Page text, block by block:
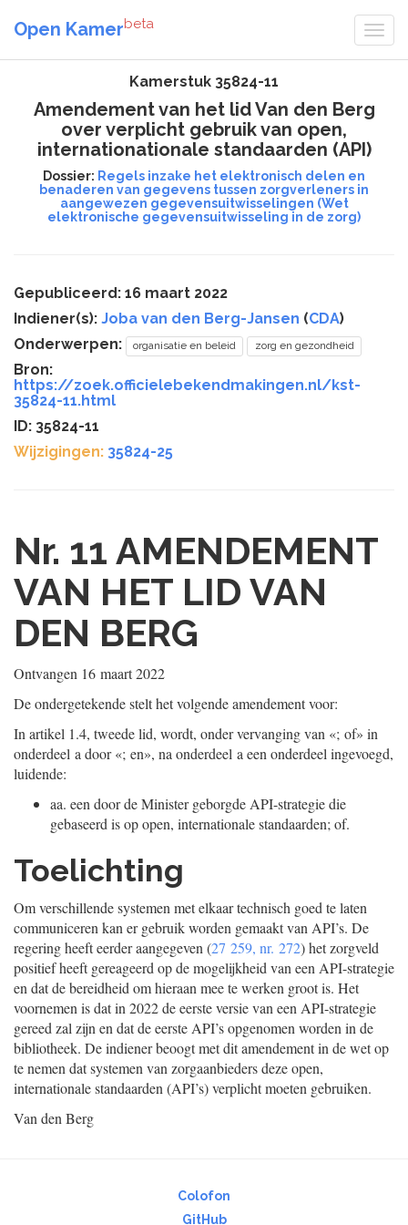
Open Kamerbeta
Kamerstuk 35824-11
Amendement van het lid Van den Berg
over verplicht gebruik van open,
internationationale standaarden (API)
Dossier: Regels inzake het elektronisch delen en
benaderen van gegevens tussen zorgverleners in
aangewezen gegevensuitwisselingen (Wet
elektronische gegevensuitwisseling in de zorg)
Gepubliceerd: 16 maart 2022
Indiener(s): Joba van den Berg-Jansen (CDA)
Onderwerpen:
organisatie en beleid zorg en gezondheid
Bron:
https://zoek.officielebekendmakingen.nl/kst-
35824-11.html
ID: 35824-11
Wijzigingen: 35824-25
Nr. 11 AMENDEMENT
VAN HET LID VAN
DEN BERG
Ontvangen 16 maart 2022
De ondergetekende stelt het volgende amendement voor:
In artikel 1.4, tweede lid, wordt, onder vervanging van «; of» in
onderdeel a door «; en», na onderdeel a een onderdeel ingevoegd,
luidende:
aa. een door de Minister geborgde API-strategie die
gebaseerd is op open, internationale standaarden; of.
Toelichting
Om verschillende systemen met elkaar technisch goed te laten
communiceren kan er gebruik worden gemaakt van API’s. De
regering heeft eerder aangegeven (27 259, nr. 272) het zorgveld
positief heeft gereageerd op de mogelijkheid van een API-strategie
en dat de bereidheid om hieraan mee te werken groot is. Het
voornemen is dat in 2022 de eerste versie van een API-strategie
gereed zal zijn en dat de eerste API’s opgenomen worden in de
bibliotheek. De indiener beoogt met dit amendement in de wet op
te nemen dat systemen van zorgaanbieders deze open,
internationale standaarden (API’s) verplicht moeten gebruiken.
Van den Berg
Colofon
GitHub